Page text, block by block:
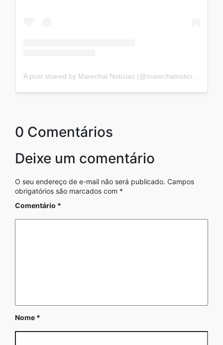
A post shared by Marechal Notícias (@marechalnoticias)
0 Comentários
Deixe um comentário
O seu endereço de e-mail não será publicado. Campos
obrigatórios são marcados com *
Comentário *
Nome *